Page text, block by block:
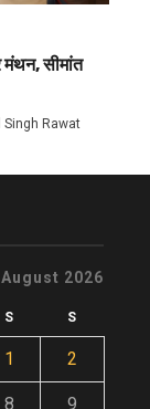
मंथन, सीमांत
Singh Rawat
August 2026
S S
1 2
8 9